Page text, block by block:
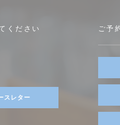
ください
((新しいウィンドウで
スレター
ご予